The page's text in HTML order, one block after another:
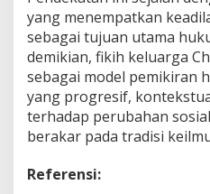
yang menempatkan
sebagai tujuan utama
demikian, fikih keluarga
sebagai model pemikiran
yang progresif,
terhadap perubahan
berakar pada tradisi
Referensi: